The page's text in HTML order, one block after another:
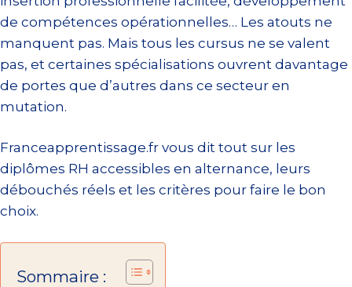
de compétences opérationnelles… Les atouts ne
manquent pas. Mais tous les cursus ne se valent
pas, et certaines spécialisations ouvrent davantage
de portes que d’autres dans ce secteur en
mutation.
Franceapprentissage.fr vous dit tout sur les
diplômes RH accessibles en alternance, leurs
débouchés réels et les critères pour faire le bon
choix.
Sommaire :